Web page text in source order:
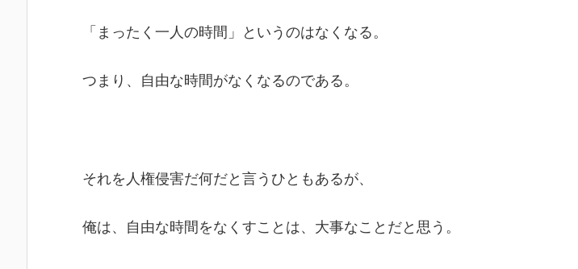
「まったく一人の時間」というのはなくなる。
つまり、自由な時間がなくなるのである。
それを人権侵害だ何だと言うひともあるが、
俺は、自由な時間をなくすことは、大事なことだと思う。